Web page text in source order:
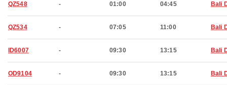
QZ548 - 01:00 04:45 Bali
QZ534 - 07:05 11:00 Bali
ID6007 - 09:30 13:15 Bali
OD9104 - 09:30 13:15 Bali